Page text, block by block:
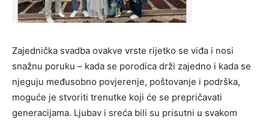
Zajednička svadba ovakve vrste rijetko se viđa i nosi
snažnu poruku – kada se porodica drži zajedno i kada se
njeguju međusobno povjerenje, poštovanje i podrška,
moguće je stvoriti trenutke koji će se prepričavati
generacijama. Ljubav i sreća bili su prisutni u svakom